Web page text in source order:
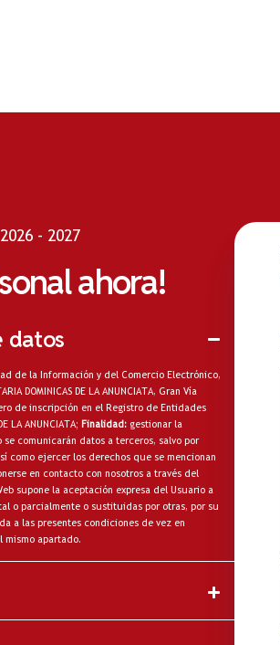
- 2027
ahora!
datos
de la Información y del Comercio Electrónico,
DOMINICAS DE LA ANUNCIATA, Gran Vía
de inscripción en el Registro de Entidades
LA ANUNCIATA; Finalidad: gestionar la
se comunicarán datos a terceros, salvo por
como ejercer los derechos que se mencionan
en contacto con nosotros a través del
supone la aceptación expresa del Usuario a
o parcialmente o sustituidas por otras, por su
a las presentes condiciones de vez en
mismo apartado.